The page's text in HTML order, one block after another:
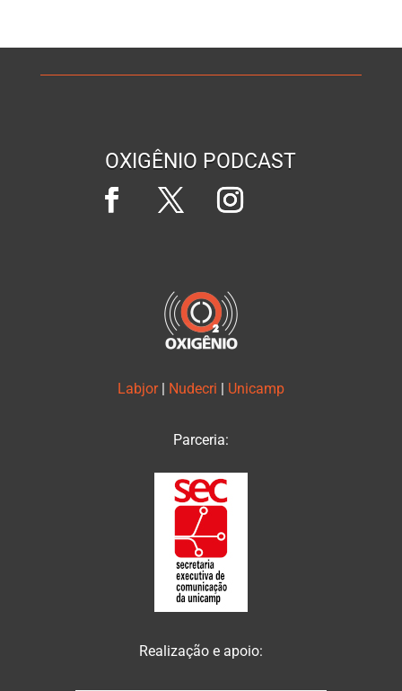
OXIGÊNIO PODCAST
Labjor Nudecri Unicamp
Parceria:
Realização e apoio: